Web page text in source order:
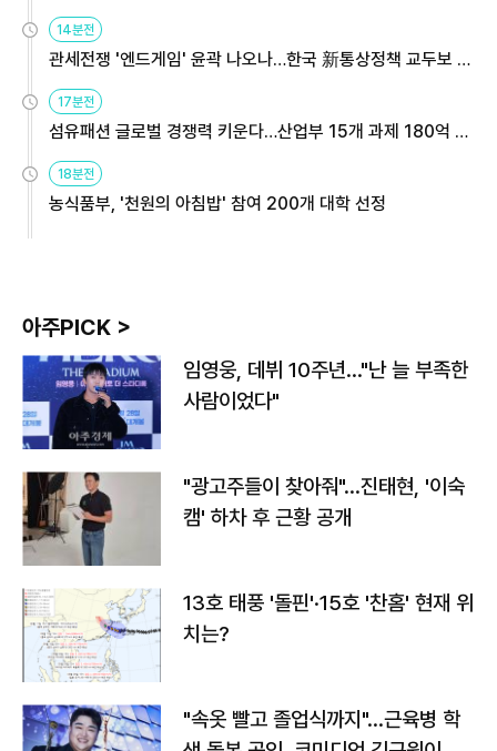
14분전
관세전쟁 '엔드게임' 윤곽 나오나…한국 新통상정책 교두보 활
용해야
17분전
섬유패션 글로벌 경쟁력 키운다…산업부 15개 과제 180억 지
원
18분전
농식품부, '천원의 아침밥' 참여 200개 대학 선정
아주PICK >
임영웅, 데뷔 10주년…"난 늘 부족한
사람이었다"
"광고주들이 찾아줘"…진태현, '이숙
캠' 하차 후 근황 공개
13호 태풍 '돌핀'·15호 '찬홈' 현재 위
치는?
"속옷 빨고 졸업식까지"…근육병 학